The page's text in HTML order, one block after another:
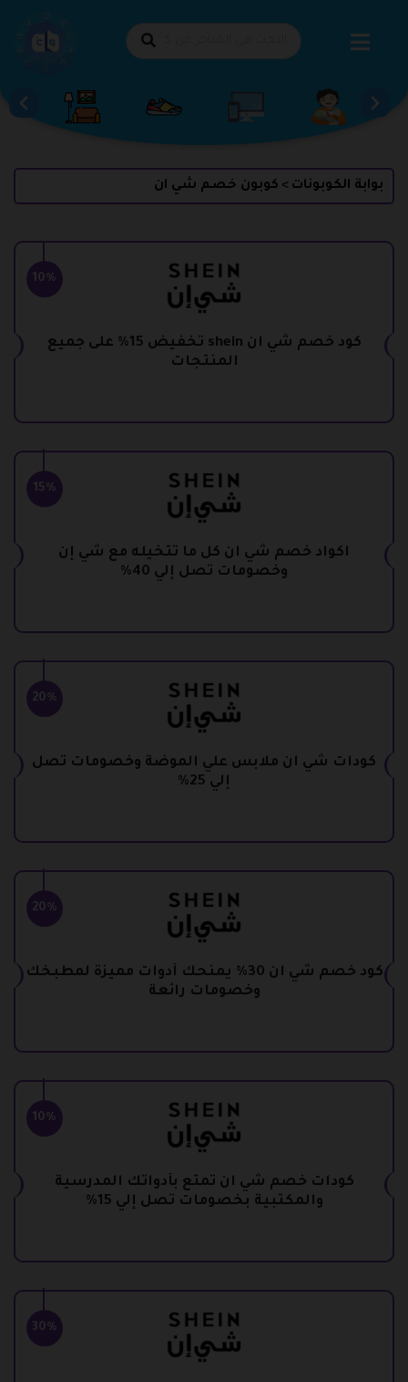
بوابة الكوبونات > كوبون خصم شي ان
10%
كود خصم شي ان shein تخفيض 15% على جميع
المنتجات
15%
اكواد خصم شي ان كل ما تتخيله مع شي إن
وخصومات تصل إلي 40%
20%
كودات شي ان ملابس علي الموضة وخصومات تصل
إلي 25%
20%
كود خصم شي ان 30% يمنحك أدوات مميزة لمطبخك
وخصومات رائعة
10%
كودات خصم شي ان تمتع بأدواتك المدرسية
والمكتبية بخصومات تصل إلي 15%
30%